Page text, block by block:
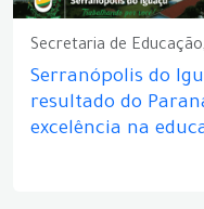
Secretaria de
Serranópolis do
resultado do
excelência na